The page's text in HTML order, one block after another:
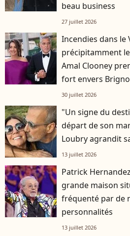
beau business
27 juillet 2026
Incendies dans le
précipitamment
Amal Clooney
fort envers
30 juillet 2026
"Un signe du
départ de son
Loubry agrandit
13 juillet 2026
Patrick
grande maison
fréquenté par de
personnalités
13 juillet 2026